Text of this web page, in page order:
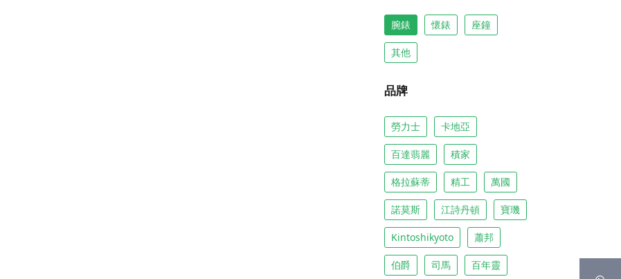
腕錶 懷錶 座鐘
其他
品牌
勞力士 卡地亞
百達翡麗 積家
格拉蘇蒂 精工 萬國
諾莫斯 江詩丹頓 寶璣
Kintoshikyoto 蕭邦
伯爵 司馬 百年靈